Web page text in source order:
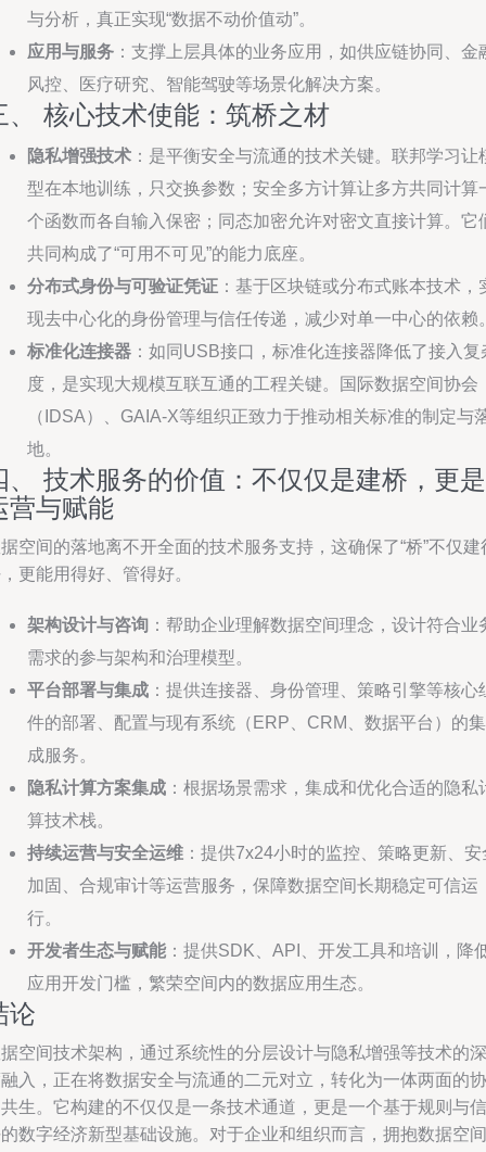
与分析，真正实现“数据不动价值动”。
应用与服务 ：支撑上层具体的业务应用，如供应链协同、金
风控、医疗研究、智能驾驶等场景化解决方案。
、 核心技术使能：筑桥之材
隐私增强技术 ：是平衡安全与流通的技术关键。联邦学习让
型在本地训练，只交换参数；安全多方计算让多方共同计算
个函数而各自输入保密；同态加密允许对密文直接计算。它
共同构成了“可用不可见”的能力底座。
分布式身份与可验证凭证 ：基于区块链或分布式账本技术，
现去中心化的身份管理与信任传递，减少对单一中心的依赖
标准化连接器 ：如同USB接口，标准化连接器降低了接入复
度，是实现大规模互联互通的工程关键。国际数据空间协会
（IDSA）、GAIA-X等组织正致力于推动相关标准的制定与
地。
、 技术服务的价值：不仅仅是建桥，更是
营与赋能
空间的落地离不开全面的技术服务支持，这确保了“桥”不仅建
更能用得好、管得好。
架构设计与咨询 ：帮助企业理解数据空间理念，设计符合业
需求的参与架构和治理模型。
平台部署与集成 ：提供连接器、身份管理、策略引擎等核心
件的部署、配置与现有系统（ERP、CRM、数据平台）的集
成服务。
隐私计算方案集成 ：根据场景需求，集成和优化合适的隐私
算技术栈。
持续运营与安全运维 ：提供7x24小时的监控、策略更新、安
加固、合规审计等运营服务，保障数据空间长期稳定可信运
行。
开发者生态与赋能：提供SDK、API、开发工具和培训，降
应用开发门槛，繁荣空间内的数据应用生态。
论
空间技术架构，通过系统性的分层设计与隐私增强等技术的深
入，正在将数据安全与流通的二元对立，转化为一体两面的协
生。它构建的不仅仅是一条技术通道，更是一个基于规则与信
数字经济新型基础设施。对于企业和组织而言，拥抱数据空间